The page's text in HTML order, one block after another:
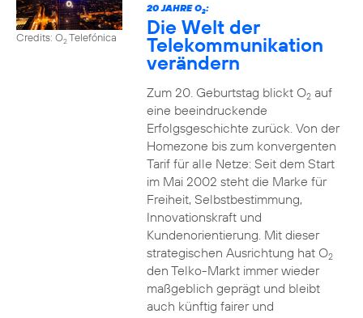
Credits: O2Telefónica
20 JAHRE O2:
Die Welt der
Telekommunikation
verändern
Zum 20. Geburtstag blickt O2auf
eine beeindruckende
Erfolgsgeschichte zurück. Von der
Homezone bis zum konvergenten
Tarif für alle Netze: Seit dem Start
im Mai 2002 steht die Marke für
Freiheit, Selbstbestimmung,
Innovationskraft und
Kundenorientierung. Mit dieser
strategischen Ausrichtung hat O2
den Telko-Markt immer wieder
maßgeblich geprägt und bleibt
auch künftig fairer und